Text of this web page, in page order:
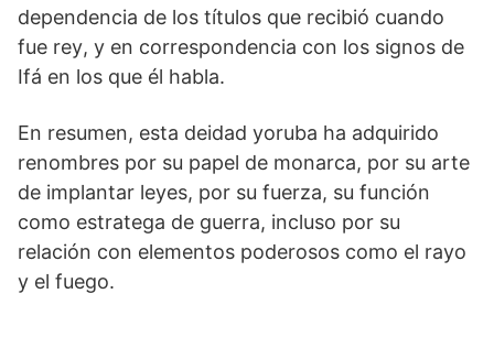
dependencia de los títulos que recibió cuando
fue rey, y en correspondencia con los signos de
Ifá en los que él habla.
En resumen, esta deidad yoruba ha adquirido
renombres por su papel de monarca, por su arte
de implantar leyes, por su fuerza, su función
como estratega de guerra, incluso por su
relación con elementos poderosos como el rayo
y el fuego.